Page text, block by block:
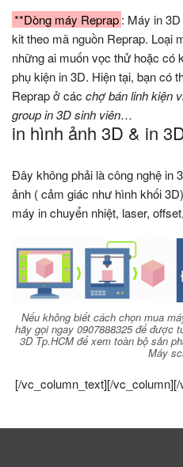
**Dòng máy Reprap: Máy in
kit theo mã nguồn Reprap. Loại
những ai muốn vọc thử hoặc có
phụ kiện in 3D. Hiện tại, bạn có
Reprap ở các chợ bán linh kiện
group in 3D sinh viên…
in hình ảnh 3D & in
Đây không phải là công nghệ in
ảnh ( cảm giác như hình khối
máy in chuyển nhiệt, laser,
Nếu không biết cách chọn mua
hãy gọi ngay 0907888325 để được
3D Tp.HCM để xem toàn bộ sản
Máy
[/vc_column_text][/